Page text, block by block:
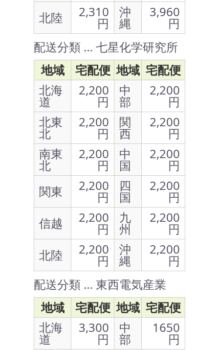
北陸
2,310
円
沖
縄
3,960
円
配送分類 … 七星化学研究所
地域
宅配便 地域 宅配便
北海
道
2,200
円
中
部
2,200
円
北東
北
2,200
円
関
西
2,200
円
南東
北
2,200
円
中
国
2,200
円
関東
2,200
円
四
国
2,200
円
信越
2,200
円
九
州
2,200
円
北陸
2,200
円
沖
縄
2,200
円
配送分類 … 東西電気産業
地域
宅配便 地域 宅配便
北海
道
3,300
円
中
部
1650
円